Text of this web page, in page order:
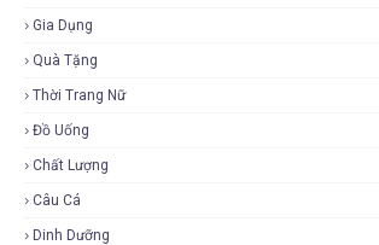
Gia Dụng
Quà Tặng
Thời Trang Nữ
Đồ Uống
Chất Lượng
Câu Cá
Dinh Dưỡng